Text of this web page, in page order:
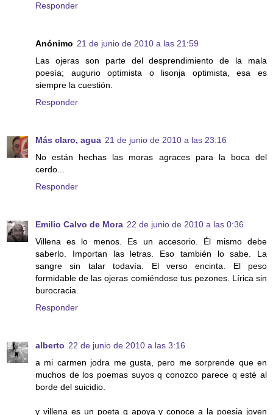
Responder
Anónimo 21 de junio de 2010 a las 21:59
Las ojeras son parte del desprendimiento de la mala
poesía; augurio optimista o lisonja optimista, esa es
siempre la cuestión.
Responder
Más claro, agua 21 de junio de 2010 a las 23:16
No están hechas las moras agraces para la boca del
cerdo...
Responder
Emilio Calvo de Mora 22 de junio de 2010 a las 0:36
Villena es lo menos. Es un accesorio. Él mismo debe
saberlo. Importan las letras. Eso también lo sabe. La
sangre sin talar todavía. El verso encinta. El peso
formidable de las ojeras comiéndose tus pezones. Lírica sin
burocracia.
Responder
alberto 22 de junio de 2010 a las 3:16
a mi carmen jodra me gusta, pero me sorprende que en
muchos de los poemas suyos q conozco parece q esté al
borde del suicidio.
y villena es un poeta q apoya y conoce a la poesia joven